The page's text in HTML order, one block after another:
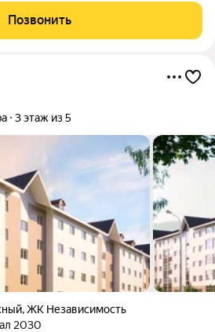
с выходом на балкон с подполом для
кухня (9
Позвонить
3 этаж из 5
,ЖК Независимость
2030